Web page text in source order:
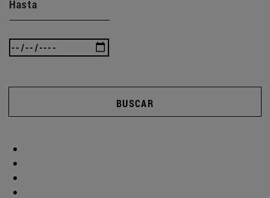
Hasta
BUSCAR